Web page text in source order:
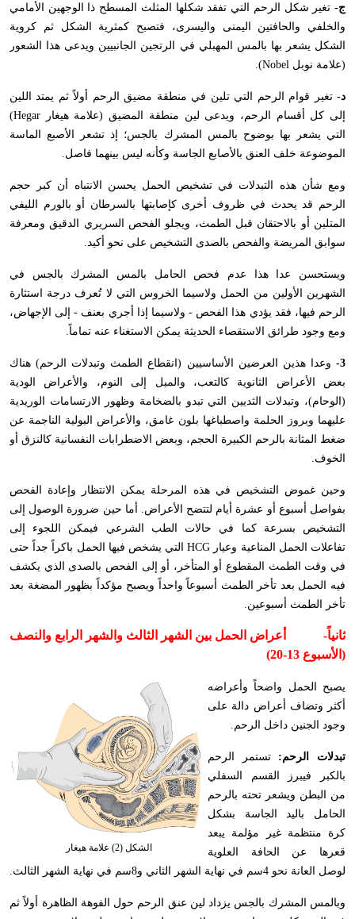
ج- تغير شكل الرحم التي تفقد شكلها المثلث المسطح ذا الوجهين الأمامي
والخلفي والحافتين اليمنى واليسرى، فتصبح كمثرية الشكل ثم كروية
الشكل يشعر بها بالمس المهبلي في الرتجين الجانبيين ويدعى هذا الشعور
(علامة نوبل Nobel
).
د- تغير قوام الرحم التي تلين في منطقة مضيق الرحم أولاً ثم يمتد اللين
إلى كل أقسام الرحم، ويدعى لين منطقة المضيق (علامة هيغار Hegar
)
التي يشعر بها بوضوح بالمس المشرك بالجس؛ إذ تشعر الأصبع الماسة
الموضوعة خلف العنق بالأصابع الجاسة وكأنه ليس بينهما فاصل.
ومع شأن هذه التبدلات في تشخيص الحمل يحسن الانتباه أن كبر حجم
الرحم قد يحدث في ظروف أخرى كإصابتها بالسرطان أو بالورم الليفي
المتلين أو بالاحتقان قبل الطمث، ويجلو الفحص السريري الدقيق ومعرفة
سوابق المريضة والفحص بالصدى التشخيص على نحو أكيد.
ويستحسن عدا هذا عدم فحص الحامل بالمس المشرك بالجس في
الشهرين الأولين من الحمل ولاسيما الخروس التي لا تُعرف درجة استثارة
الرحم فيها، فقد يؤدي هذا الفحص - ولاسيما إذا أجري بعنف - إلى الإجهاض،
ومع وجود طرائق الاستقصاء الحديثة يمكن الاستغناء عنه تماماً.
3-
وعدا هذين العرضين الأساسيين (انقطاع الطمث وتبدلات الرحم) هناك
بعض الأعراض الثانوية كالتعب، والميل إلى النوم، والأعراض الودية
(الوحام)، وتبدلات الثديين التي تبدو بالضخامة وظهور الارتسامات الوريدية
عليهما وبروز الحلمة واصطباغها بلون غامق، والأعراض البولية الناجمة عن
ضغط المثانة بالرحم الكبيرة الحجم، وبعض الاضطرابات النفسانية كالنزق أو
الخوف.
وحين غموض التشخيص في هذه المرحلة يمكن الانتظار وإعادة الفحص
بفواصل أسبوع أو عشرة أيام لتتضح الأعراض. أما حين ضرورة الوصول إلى
التشخيص بسرعة كما في حالات الطب الشرعي فيمكن اللجوء إلى
تفاعلات الحمل المناعية وعيار HCGالتي يشخص فيها الحمل باكراً جداً حتى
في وقت الطمث المقطوع أو المتأخر، أو إلى الفحص بالصدى الذي يكشف
فيه الحمل بعد تأخر الطمث أسبوعاً واحداً ويصبح مؤكداً بظهور المضغة بعد
تأخر الطمث أسبوعين.
ثانياً-
أعراض الحمل بين الشهر الثالث والشهر الرابع والنصف
(الأسبوع 13-20)
الشكل (2) علامة هيغار
يصبح الحمل واضحاً وأعراضه
أكثر وتضاف أعراض دالة على
وجود الجنين داخل الرحم.
تبدلات الرحم:تستمر الرحم
بالكبر فيبرز القسم السفلي
من البطن ويشعر تحته بالرحم
الحامل باليد الجاسة بشكل
كرة منتظمة غير مؤلمة يبعد
قعرها عن الحافة العلوية
لوصل العانة نحو 4سم في نهاية الشهر الثاني و8سم في نهاية الشهر الثالث.
وبالمس المشرك بالجس يزداد لين عنق الرحم حول الفوهة الظاهرة أولاً ثم